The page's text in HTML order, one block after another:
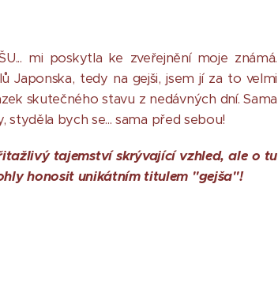
mi poskytla ke zveřejnění moje známá.
tedy na gejši, jsem jí za to velmi
skutečného stavu z nedávných dní. Sama
styděla bych se... sama před sebou!
tajemství skrývající vzhled, ale o tu
honosit unikátním titulem "gejša"!